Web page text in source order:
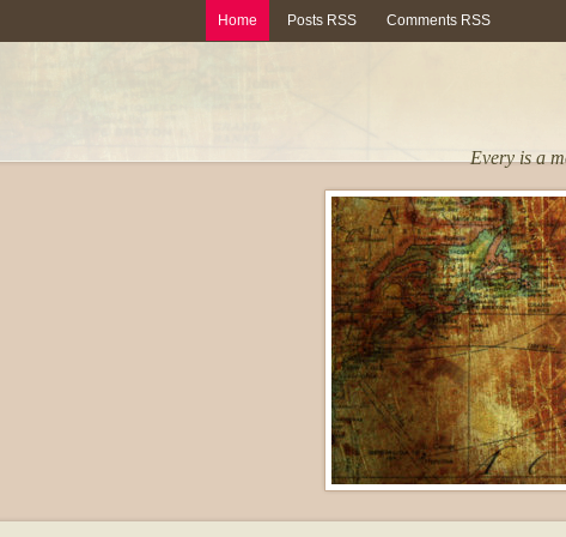
Home Posts RSS Comments RSS
Every is a